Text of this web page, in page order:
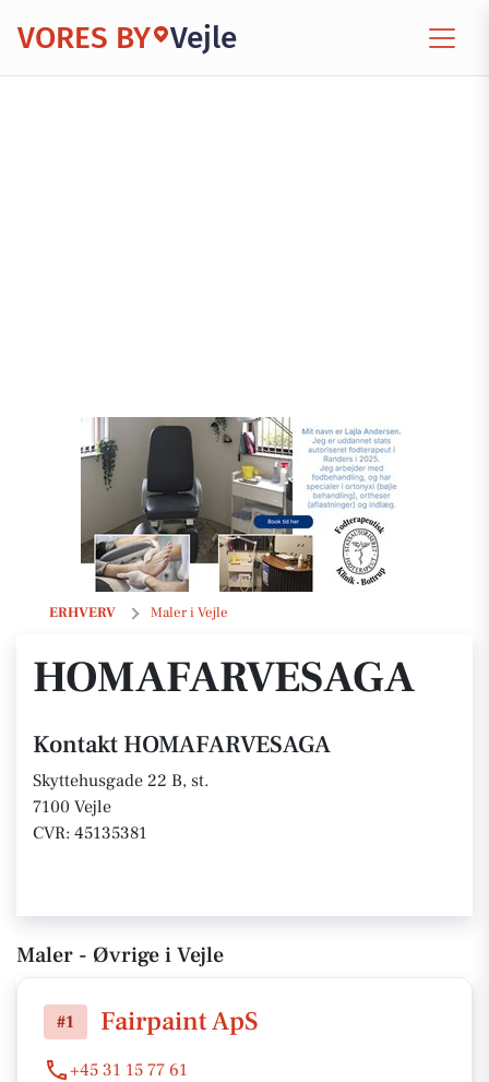
VORES BY Vejle
ERHVERV Maler i Vejle
HOMAFARVESAGA
HOMAFARVESAGA
Kontakt HOMAFARVESAGA
Skyttehusgade 22 B, st.
7100 Vejle
CVR: 45135381
Maler - Øvrige i Vejle
#1 Fairpaint ApS
+45 31 15 77 61